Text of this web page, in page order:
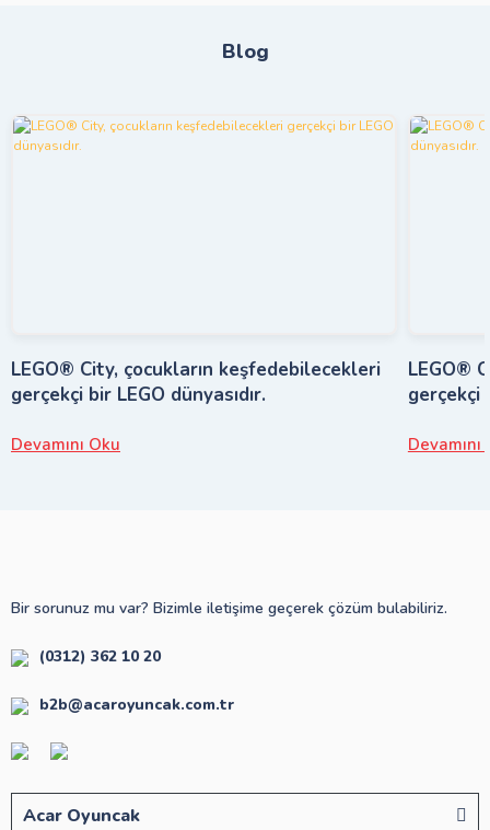
Blog
LEGO® City, çocukların keşfedebilecekleri
gerçekçi bir LEGO dünyasıdır.
Devamını Oku
LEGO®
gerçekçi
Devamını
Bir sorunuz mu var? Bizimle iletişime geçerek çözüm bulabiliriz.
(0312) 362 10 20
b2b@acaroyuncak.com.tr
Acar Oyuncak